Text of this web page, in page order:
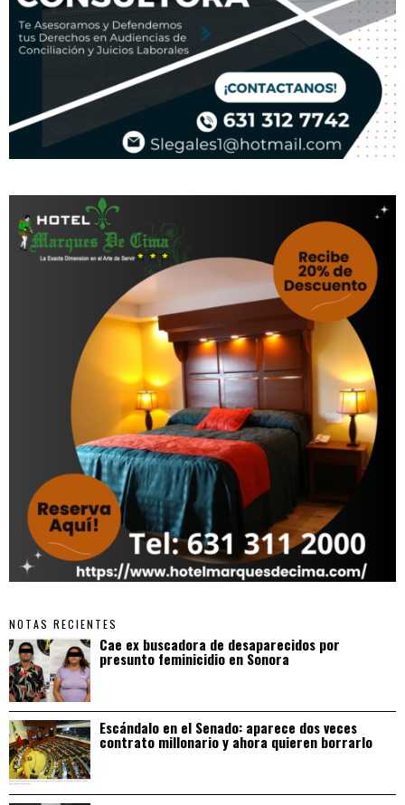
NOTAS RECIENTES
Cae ex buscadora de desaparecidos por
presunto feminicidio en Sonora
Escándalo en el Senado: aparece dos veces
contrato millonario y ahora quieren borrarlo